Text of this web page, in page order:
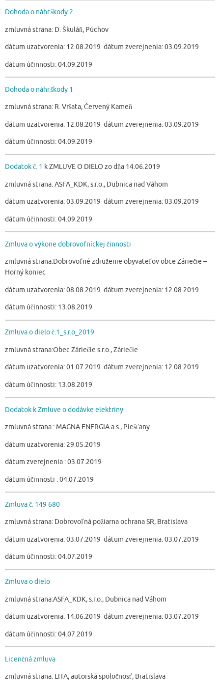
Dohoda o náhr.škody 2
zmluvná strana: D. Škuláň, Púchov
dátum uzatvorenia: 12.08.2019 dátum zverejnenia: 03.09.2019
dátum účinnosti: 04.09.2019
Dohoda o náhr.škody 1
zmluvná strana: R. Vršata, Červený Kameň
dátum uzatvorenia: 12.08.2019 dátum zverejnenia: 03.09.2019
dátum účinnosti: 04.09.2019
Dodatok č. 1 k ZMLUVE O DIELO zo dňa 14.06.2019
zmluvná strana: ASFA_KDK, s.r.o., Dubnica nad Váhom
dátum uzatvorenia: 03.09.2019 dátum zverejnenia: 03.09.2019
dátum účinnosti: 04.09.2019
Zmluva o výkone dobrovoľníckej činnosti
zmluvná strana:Dobrovoľné združenie obyvateľov obce Záriečie –
Horný koniec
dátum uzatvorenia: 08.08.2019 dátum zverejnenia: 12.08.2019
dátum účinnosti: 13.08.2019
Zmluva o dielo č.1_s.r.o_2019
zmluvná strana:Obec Záriečie s.r.o., Záriečie
dátum uzatvorenia: 01.07.2019 dátum zverejnenia: 12.08.2019
dátum účinnosti: 13.08.2019
Dodatok k Zmluve o dodávke elektriny
zmluvná strana : MAGNA ENERGIA a.s., Piešťany
dátum uzatvorenia: 29.05.2019
dátum zverejnenia : 03.07.2019
dátum účinnosti : 04.07.2019
Zmluva č. 149 680
zmluvná strana: Dobrovoľná požiarna ochrana SR, Bratislava
dátum uzatvorenia: 03.07.2019 dátum zverejnenia: 03.07.2019
dátum účinnosti: 04.07.2019
Zmluva o dielo
zmluvná strana:ASFA_KDK, s.r.o., Dubnica nad Váhom
dátum uzatvorenia: 14.06.2019 dátum zverejnenia: 03.07.2019
dátum účinnosti: 04.07.2019
Licenčná zmluva
zmluvná strana: LITA, autorská spoločnosť, Bratislava